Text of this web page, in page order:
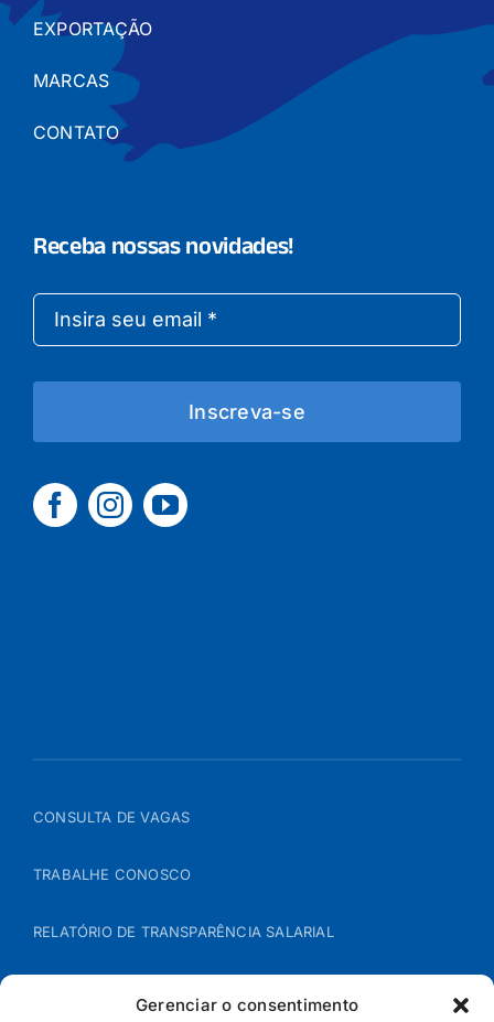
Gerenciar o consentimento
EXPORTAÇÃO
MARCAS
CONTATO
Receba nossas novidades!
Inscreva-se
CONSULTA DE VAGAS
TRABALHE CONOSCO
RELATÓRIO DE TRANSPARÊNCIA SALARIAL